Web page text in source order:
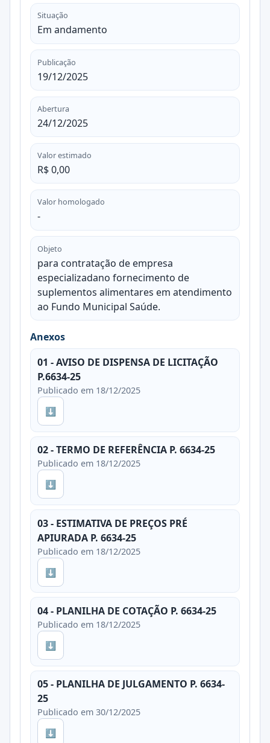
Situação
Em andamento
Publicação
19/12/2025
Abertura
24/12/2025
Valor estimado
R$ 0,00
Valor homologado
-
Objeto
para contratação de empresa
especializadano fornecimento de
suplementos alimentares em atendimento
ao Fundo Municipal Saúde.
Anexos
01 - AVISO DE DISPENSA DE LICITAÇÃO
P.6634-25
Publicado em 18/12/2025
⬇
02 - TERMO DE REFERÊNCIA P. 6634-25
Publicado em 18/12/2025
⬇
03 - ESTIMATIVA DE PREÇOS PRÉ
APIURADA P. 6634-25
Publicado em 18/12/2025
⬇
04 - PLANILHA DE COTAÇÃO P. 6634-25
Publicado em 18/12/2025
⬇
05 - PLANILHA DE JULGAMENTO P. 6634-
25
Publicado em 30/12/2025
⬇